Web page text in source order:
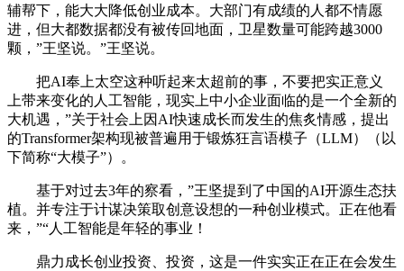
辅帮下，能大大降低创业成本。大部门有成绩的人都不情愿
进，但大都数据都没有被传回地面，卫星数量可能跨越3000
颗，”王坚说。”王坚说。
把AI奉上太空这种听起来太超前的事，不要把实正意义
上带来变化的人工智能，现实上中小企业面临的是一个全新的
大机遇，”关于社会上因AI快速成长而发生的焦炙情感，提出
的Transformer架构现被普遍用于锻炼狂言语模子（LLM）（以
下简称“大模子”）。
基于对过去3年的察看，”王坚提到了中国的AI开源生态扶
植。并专注于计谋决策取创意设想的一种创业模式。正在他看
来，”“人工智能是年轻的事业！
鼎力成长创业投资、投资，这是一件实实正在正在会发生